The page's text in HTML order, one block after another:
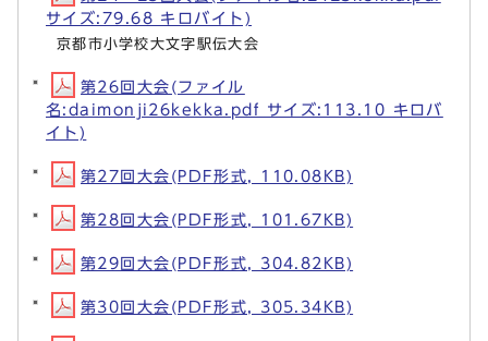
サイズ:79.68 キロバイト)
京都市小学校大文字駅伝大会
第26回大会(ファイル
名:daimonji26kekka.pdf サイズ:113.10 キロバ
イト)
第27回大会(PDF形式, 110.08KB)
第28回大会(PDF形式, 101.67KB)
第29回大会(PDF形式, 304.82KB)
第30回大会(PDF形式, 305.34KB)